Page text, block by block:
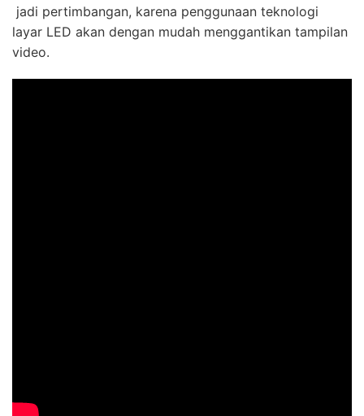
jadi pertimbangan, karena penggunaan teknologi
layar LED akan dengan mudah menggantikan tampilan
video.